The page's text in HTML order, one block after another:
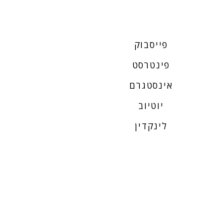
פייסבוק
פינטרסט
אינסטגרם
יוטיוב
לינקדין